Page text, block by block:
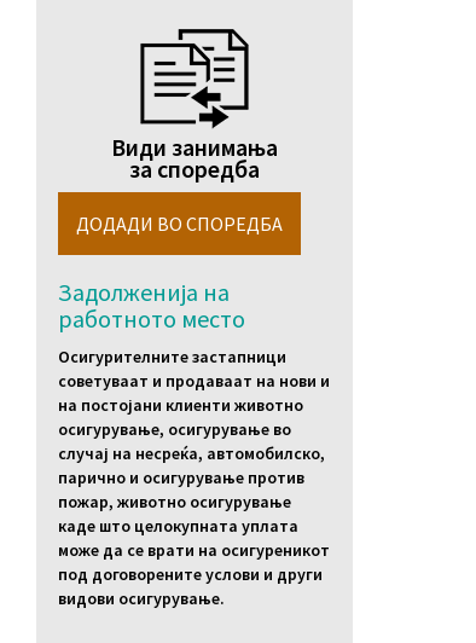
Види занимања
за споредба
Задолженија на
работното место
Осигурителните застапници
советуваат и продаваат на нови и
на постојани клиенти животно
осигурување, осигурување во
случај на несреќа, автомобилско,
парично и осигурување против
пожар, животно осигурување
каде што целокупната уплата
може да се врати на осигуреникот
под договорените услови и други
видови осигурување.